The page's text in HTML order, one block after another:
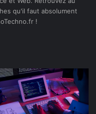
qu'il faut absolument
!